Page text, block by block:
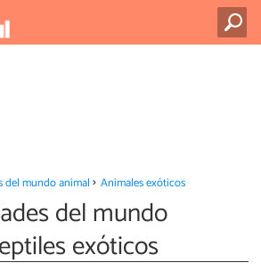
del mundo animal Animales exóticos
del mundo
exóticos